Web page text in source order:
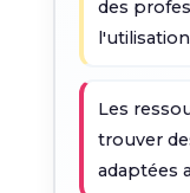
des
Les
trouver
adaptées